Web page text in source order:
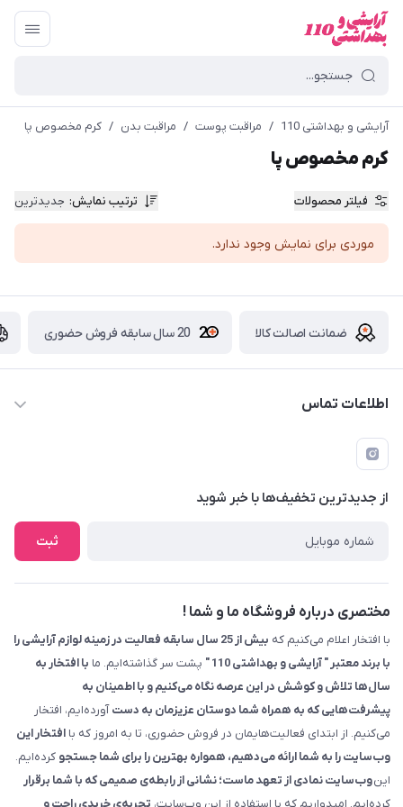
آرایشی و بهداشتی 110 / مراقبت پوست / مراقبت بدن / کرم مخصوص پا
کرم مخصوص پا
فیلتر محصولات ترتیب نمایش: جدیدترین
موردی برای نمایش وجود ندارد.
ضمانت اصالت کالا 20 سال سابقه فروش حضوری
اطلاعات تماس
09229839700 - 08338354666
info@cosmetics110.com
کرمانشاه ، بلوار نوبهار ، بین کوی ۱۱۰ و ۱۱۲ ، آرایشی و بهداشتی ۱۱۰
از جدید‌ترین تخفیف‌ها با‌ خبر شوید
ثبت
مختصری درباره فروشگاه ما و شما !
با افتخار اعلام می‌کنیم که
بیش از 25 سال سابقه فعالیت در زمینه لوازم آرایشی را
با برند معتبر " آرایشی و بهداشتی 110 "
پشت سر گذاشته‌ایم. ما با افتخار به
سال‌ها تلاش و کوشش در این عرصه نگاه می‌کنیم و با اطمینان به
پیشرفت‌هایی که به همراه شما دوستان عزیزمان به دستآورده‌ایم، افتخار
می‌کنیم. از ابتدای فعالیت‌هایمان در فروش حضوری، تا به امروز که با افتخار این
وب‌سایت را به شما ارائه می‌دهیم، همواره بهترین را برای شما جستجو کرده‌ایم.
اینوب‌سایت نمادی از تعهد ماست؛ نشانی از رابطه‌ی صمیمی که با شما برقرار
کرده‌ایم. امیدواریم که با استفاده از این وب‌سایت، تجربه‌ی خریدی راحت و